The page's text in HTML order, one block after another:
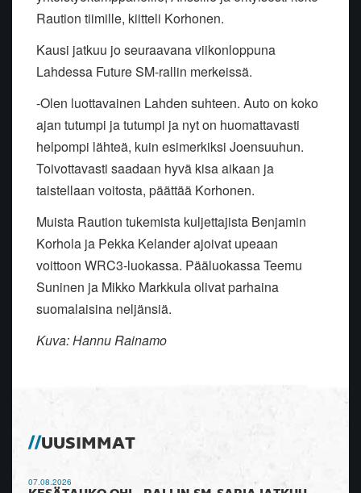
Raution tiimille, kiitteli Korhonen.
Kausi jatkuu jo seuraavana viikonloppuna
Lahdessa Future SM-rallin merkeissä.
-Olen luottavainen Lahden suhteen. Auto on koko
ajan tutumpi ja tutumpi ja nyt on huomattavasti
helpompi lähteä, kuin esimerkiksi Joensuuhun.
Toivottavasti saadaan hyvä kisa aikaan ja
taistellaan voitosta, päättää Korhonen.
Muista Raution tukemista kuljettajista Benjamin
Korhola ja Pekka Kelander ajoivat upeaan
voittoon WRC3-luokassa. Pääluokassa Teemu
Suninen ja Mikko Markkula olivat parhaina
suomalaisina neljänsiä.
Kuva: Hannu Rainamo
UUSIMMAT
07.08.2026